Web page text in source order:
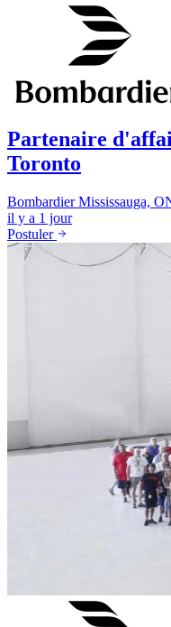
Partenaire
Toronto
Bombardier Mississauga,
il y a 1 jour
Postuler